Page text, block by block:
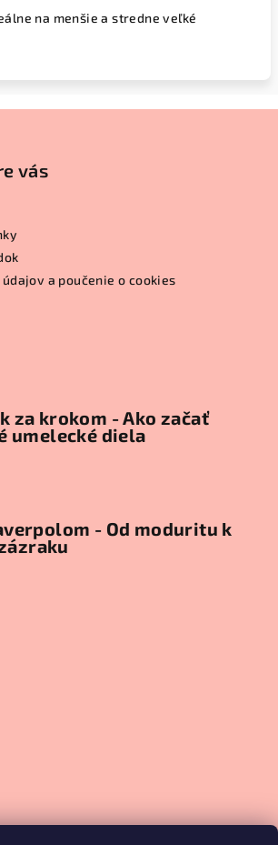
na menšie a stredne veľké
vás
a poučenie o cookies
za krokom - Ako začať
umelecké diela
- Od moduritu k